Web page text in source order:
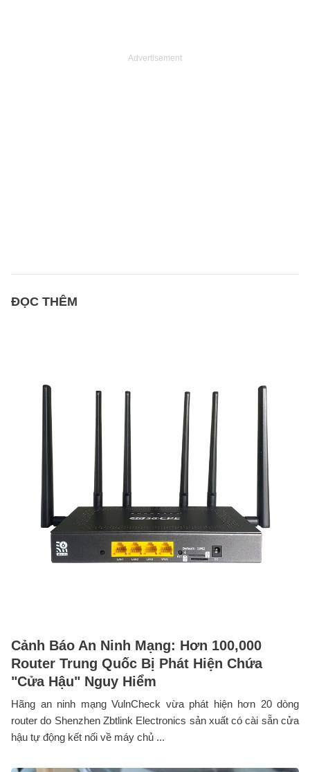
Advertisement
ĐỌC THÊM
Cảnh Báo An Ninh Mạng: Hơn 100,000
Router Trung Quốc Bị Phát Hiện Chứa
"Cửa Hậu" Nguy Hiểm
Hãng an ninh mạng VulnCheck vừa phát hiện hơn 20 dòng
router do Shenzhen Zbtlink Electronics sản xuất có cài sẵn cửa
hậu tự động kết nối về máy chủ ...